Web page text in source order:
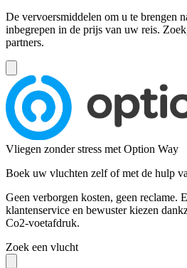
De vervoersmiddelen om u te brengen
inbegrepen in de prijs van uw reis.
partners.
Vliegen zonder stress met Option Way
Boek uw vluchten zelf of met de hulp
Geen verborgen kosten, geen reclame.
klantenservice en bewuster kiezen
Co2-voetafdruk.
Zoek een vlucht